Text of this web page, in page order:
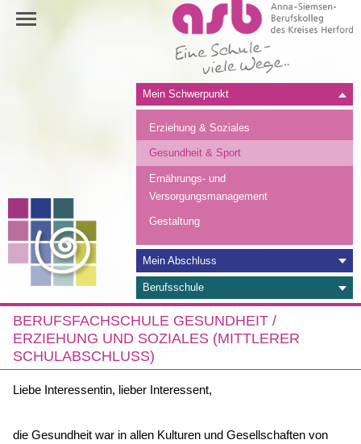
Navigation
überspringen
Mein Schwerpunkt
Erziehung & Soziales
Gesundheit & Sport
Ernährungs- und
Versorgungsmanagement
Gestaltung
Mein Abschluss
Berufsschule
BERUFSFACHSCHULE GESUNDHEIT /
ERZIEHUNG UND SOZIALES (MITTLERER
SCHULABSCHLUSS)
Liebe Interessentin, lieber Interessent,
die Gesundheit war in allen Kulturen und Gesellschaften von